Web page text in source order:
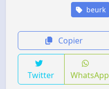
beurk
Copier
Twitter WhatsApp